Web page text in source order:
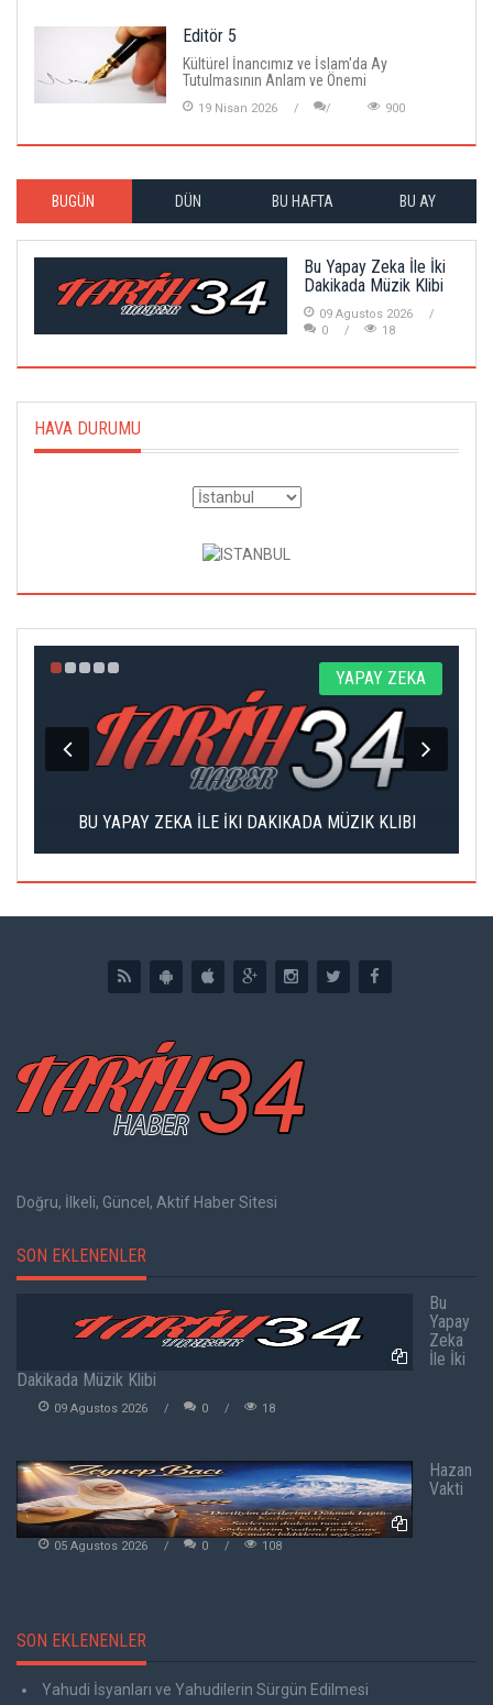
Editör 5
Kültürel İnancımız ve İslam'da Ay
Tutulmasının Anlam ve Önemi
19 Nisan 2026 900
BUGÜN DÜN BU HAFTA BU AY
Bu Yapay Zeka İle İki
Dakikada Müzik Klibi
09 Agustos 2026
0
18
HAVA DURUMU
YAPAY ZEKA
BU YAPAY ZEKA İLE İKI DAKIKADA MÜZIK KLIBI
Doğru, İlkeli, Güncel, Aktif Haber Sitesi
SON EKLENENLER
Bu
Yapay
Zeka
İle İki
Dakikada Müzik Klibi
09 Agustos 2026 0 18
Hazan
Vakti
05 Agustos 2026 0 108
SON EKLENENLER
Yahudi İsyanları ve Yahudilerin Sürgün Edilmesi